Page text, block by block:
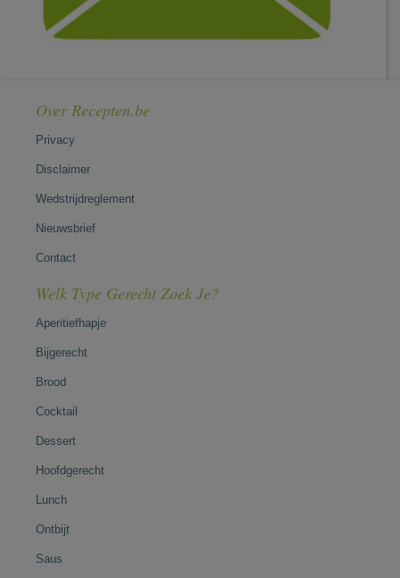
Over Recepten.be
Privacy
Disclaimer
Wedstrijdreglement
Nieuwsbrief
Contact
Welk Type Gerecht Zoek Je?
Aperitiefhapje
Bijgerecht
Brood
Cocktail
Dessert
Hoofdgerecht
Lunch
Ontbijt
Saus